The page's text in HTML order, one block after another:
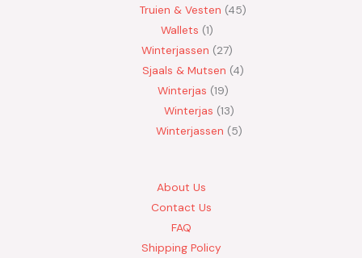
Truien & Vesten 45
Wallets 1
Winterjassen
27
Sjaals & Mutsen 4
Winterjas 19
Winterjas 13
Winterjassen
5
About Us
Contact Us
FAQ
Shipping Policy